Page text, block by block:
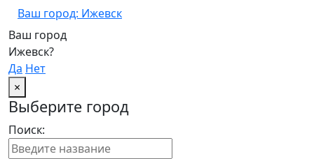
Ваш город: Ижевск
Ваш город
Ижевск?
Да Нет
×
Выберите город
Поиск: